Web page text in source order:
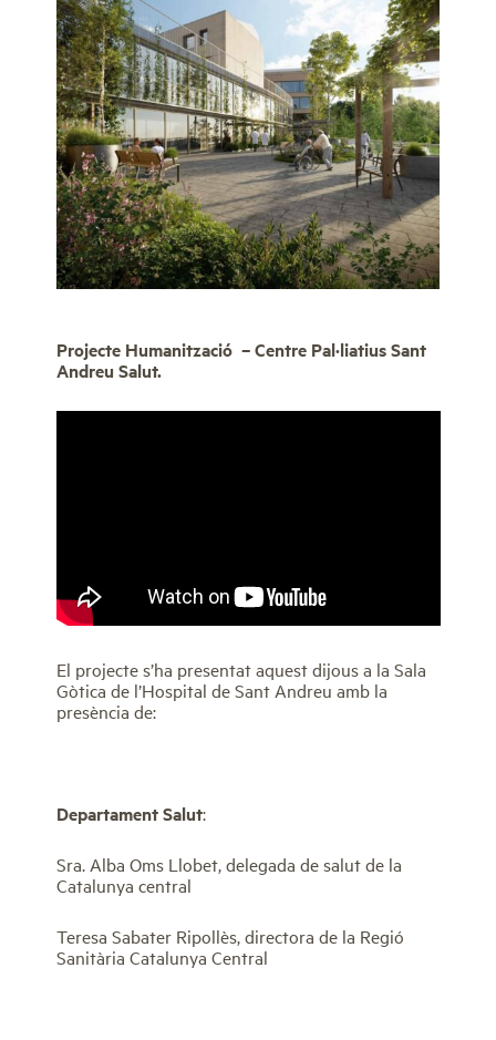
Projecte Humanització – Centre Pal·liatius Sant
Andreu Salut.
El projecte s’ha presentat aquest dijous a la Sala
Gòtica de l’Hospital de Sant Andreu amb la
presència de:
Departament Salut:
Sra. Alba Oms Llobet, delegada de salut de la
Catalunya central
Teresa Sabater Ripollès, directora de la Regió
Sanitària Catalunya Central